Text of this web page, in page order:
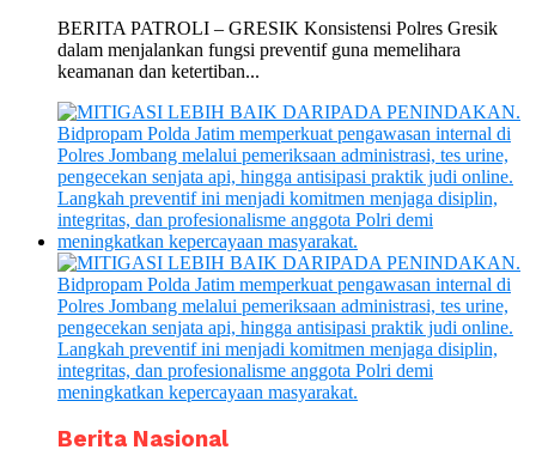
BERITA PATROLI – GRESIK Konsistensi Polres Gresik
dalam menjalankan fungsi preventif guna memelihara
keamanan dan ketertiban...
Berita Nasional